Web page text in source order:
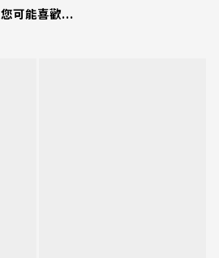
您可能喜歡...